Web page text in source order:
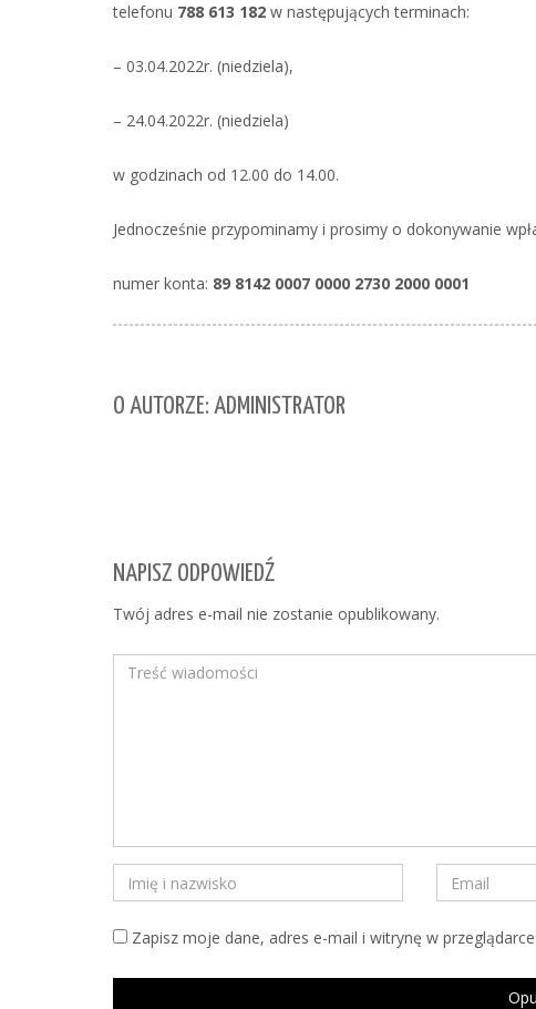
telefonu 788 613 182 w następujących terminach:
– 03.04.2022r. (niedziela),
– 24.04.2022r. (niedziela)
w godzinach od 12.00 do 14.00.
Jednocześnie przypominamy i prosimy o dokonywanie
numer konta: 89 8142 0007 0000 2730 2000 0001
O AUTORZE: ADMINISTRATOR
NAPISZ ODPOWIEDŹ
Twój adres e-mail nie zostanie opublikowany.
Zapisz moje dane, adres e-mail i witrynę w